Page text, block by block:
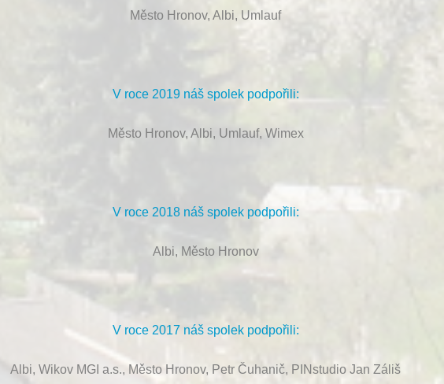
Město Hronov, Albi, Umlauf
V roce 2019 náš spolek podpořili:
Město Hronov, Albi, Umlauf, Wimex
V roce 2018 náš spolek podpořili:
Albi, Město Hronov
V roce 2017 náš spolek podpořili:
Albi, Wikov MGI a.s., Město Hronov, Petr Čuhanič, PINstudio Jan Záliš